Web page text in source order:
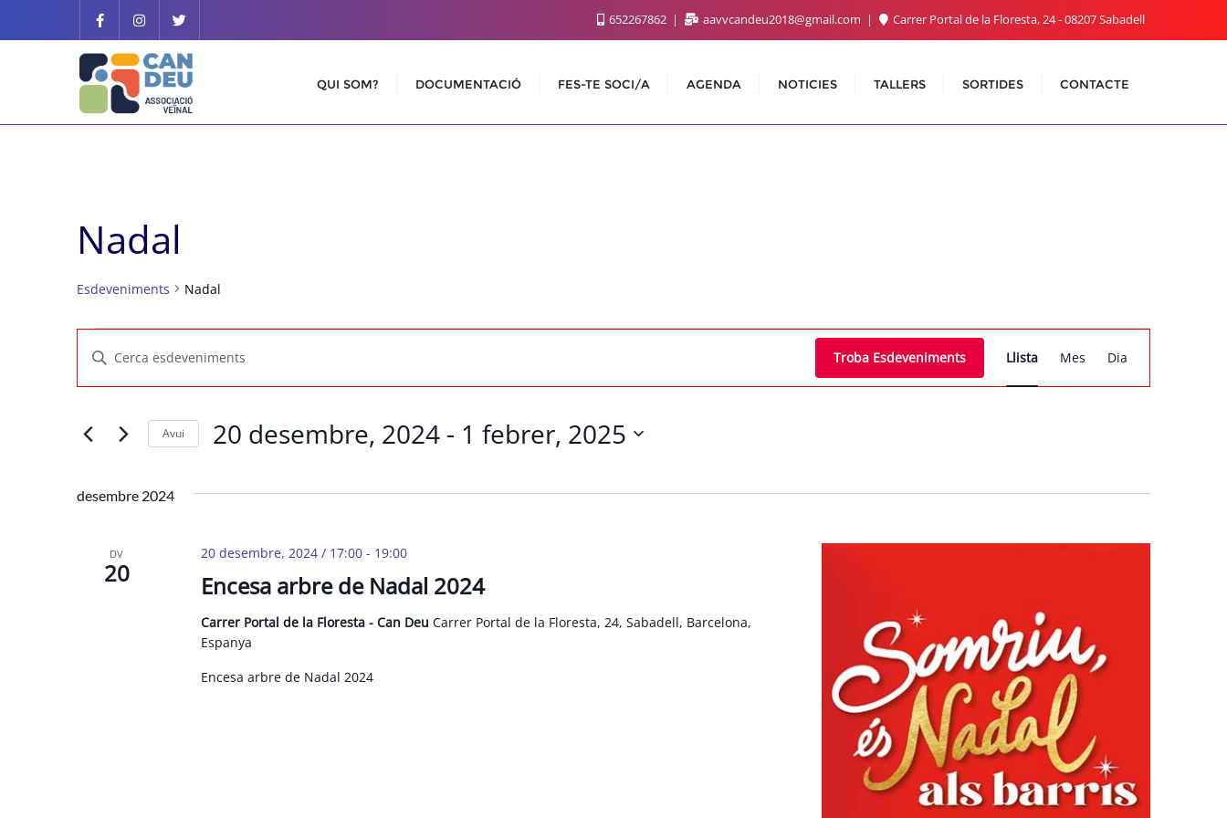
to
652267862 aavvcandeu2018@gmail.com Carrer Portal de la Floresta, 24 - 08207 Sabadell
QUI SOM? DOCUMENTACIÓ FES-TE SOCI/A AGENDA NOTICIES TALLERS SORTIDES CONTACTE
Nadal
Esdeveniments Nadal
Esdeveniments
Navegació
visual
cerca
d'Esdeveniments
Introduïu
clau.
per
Troba Esdeveniments
de
visualitzacions
Llista Mes Dia
Avui 20 desembre, 2024 - 1 febrer, 2025
una
desembre 2024
DV
20 Encesa arbre de Nadal 2024
20 desembre, 2024 / 17:00- 19:00
Carrer Portal de la Floresta - Can Deu Carrer Portal de la Floresta, 24, Sabadell, Barcelona,
Espanya
Encesa arbre de Nadal 2024